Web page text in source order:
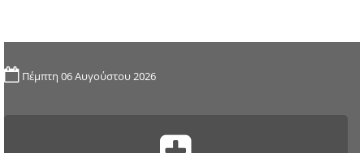
Πέμπτη 06 Αυγούστου 2026